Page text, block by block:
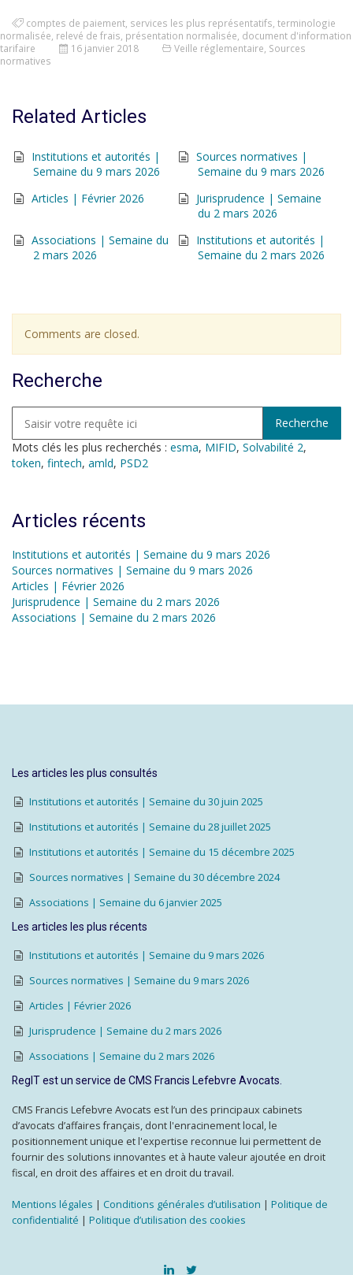
comptes de paiement services les plus représentatifs terminologie
normalisée relevé de frais présentation normalisée document d'information
tarifaire
16 janvier 2018 Veille réglementaire Sources
normatives
Related Articles
Institutions et autorités |
Semaine du 9 mars 2026
Sources normatives |
Semaine du 9 mars 2026
Articles | Février 2026
Jurisprudence | Semaine
du 2 mars 2026
Associations | Semaine du
2 mars 2026
Institutions et autorités |
Semaine du 2 mars 2026
Comments are closed.
Recherche
Mots clés les plus recherchés : esma, MIFID, Solvabilité 2,
token, fintech, amld, PSD2
Articles récents
Institutions et autorités | Semaine du 9 mars 2026
Sources normatives | Semaine du 9 mars 2026
Articles | Février 2026
Jurisprudence | Semaine du 2 mars 2026
Associations | Semaine du 2 mars 2026
Les articles les plus consultés
Institutions et autorités | Semaine du 30 juin 2025
Institutions et autorités | Semaine du 28 juillet 2025
Institutions et autorités | Semaine du 15 décembre 2025
Sources normatives | Semaine du 30 décembre 2024
Associations | Semaine du 6 janvier 2025
Les articles les plus récents
Institutions et autorités | Semaine du 9 mars 2026
Sources normatives | Semaine du 9 mars 2026
Articles | Février 2026
Jurisprudence | Semaine du 2 mars 2026
Associations | Semaine du 2 mars 2026
RegIT est un service de CMS Francis Lefebvre Avocats.
CMS Francis Lefebvre Avocats est l’un des principaux cabinets
d’avocats d’affaires français, dont l'enracinement local, le
positionnement unique et l'expertise reconnue lui permettent de
fournir des solutions innovantes et à haute valeur ajoutée en droit
fiscal, en droit des affaires et en droit du travail.
Mentions légales | Conditions générales d’utilisation | Politique de
confidentialité | Politique d’utilisation des cookies